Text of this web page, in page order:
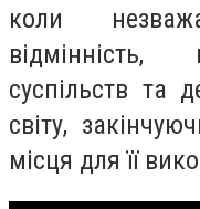
коли
відмінність,
суспільств та
світу,
місця для її